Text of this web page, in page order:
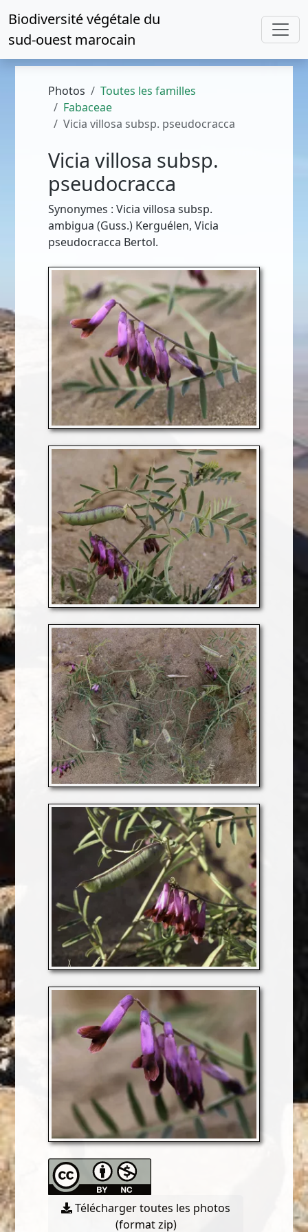
Biodiversité végétale du
sud-ouest marocain
Photos
Toutes les familles
Fabaceae
Vicia villosa subsp. pseudocracca
Vicia villosa subsp.
pseudocracca
Synonymes : Vicia villosa subsp.
ambigua (Guss.) Kerguélen, Vicia
pseudocracca Bertol.
Télécharger toutes les photos
(format zip)